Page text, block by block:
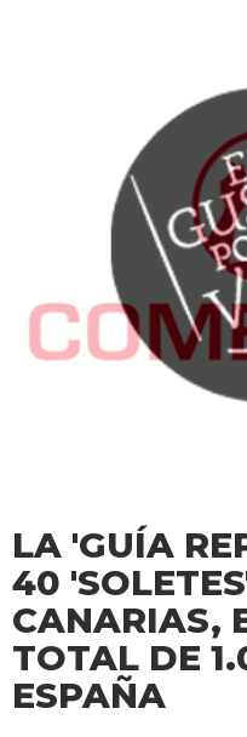
LA 'GUÍA
40
CANARIAS,
TOTAL DE
ESPAÑA